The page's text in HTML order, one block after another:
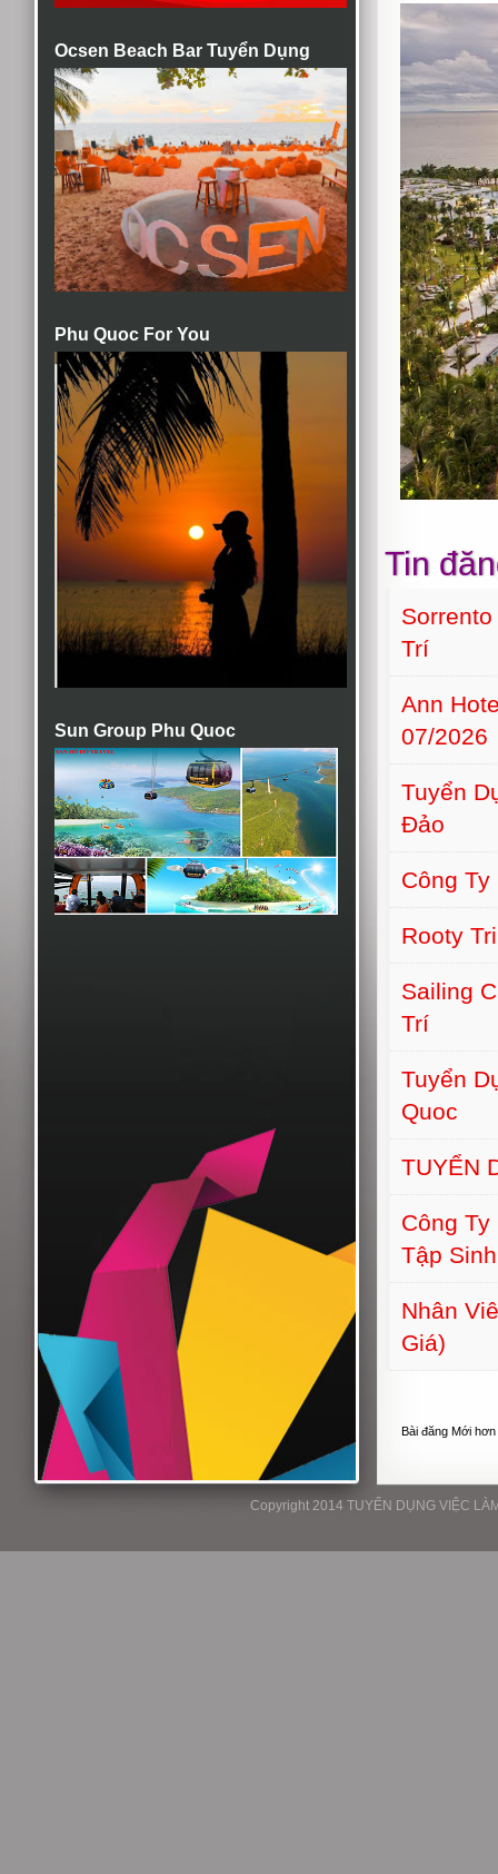
Ocsen Beach Bar Tuyển Dụng
Phu Quoc For You
Sun Group Phu Quoc
Tin
Trí
Ann
07/2026
Tuyển
Đảo
Công
Rooty
Sailing
Trí
Tuyển
Quoc
TUYỂN
Công
Tập Sinh
Nhân
Giá)
Bài đăng Mới hơn
Copyright 2014 TUYỂN DỤNG VIỆC